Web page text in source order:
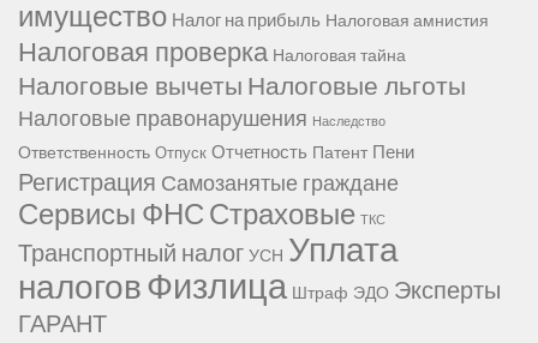
имущество Налог на прибыль Налоговая амнистия
Налоговая проверка Налоговая тайна
Налоговые вычетыНалоговые льготы
Налоговые правонарушения Наследство
Ответственность Отпуск Отчетность Патент Пени
Регистрация Самозанятые граждане
Сервисы ФНССтраховые ТКС
Транспортный налогУСН Уплата
налоговФизлица Штраф ЭДО Эксперты
ГАРАНТ